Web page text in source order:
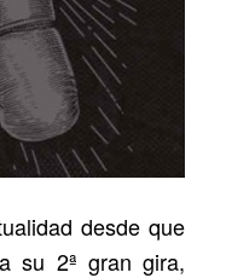
desde que
su 2ª gran gira,